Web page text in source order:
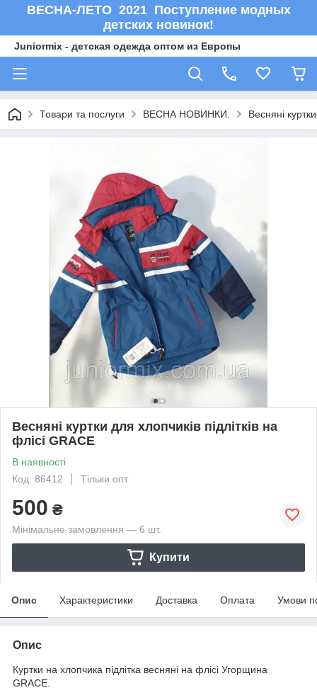
ВЕСНА-ЛЕТО 2021 Поступление модных
детских новинок!
Juniormix - детская одежда оптом из Европы
Товари та послуги ВЕСНА НОВИНКИ. Весняні
Весняні куртки для хлопчиків підлітків на
флісі GRACE
В наявності
Код: 86412
Тільки опт
500 ₴
Мінімальне замовлення — 6 шт.
Купити
Опис Характеристики Доставка Оплата Умови
Опис
Куртки на хлопчика підлітка весняні на флісі Угорщина
GRACE.